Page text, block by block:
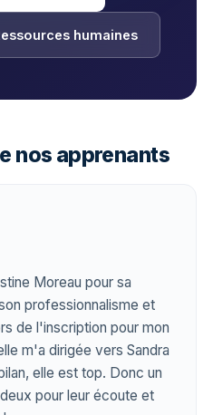
humaines
nos apprenants
Moreau pour sa
professionnalisme et
de l'inscription pour mon
m'a dirigée vers Sandra
elle est top. Donc un
pour leur écoute et